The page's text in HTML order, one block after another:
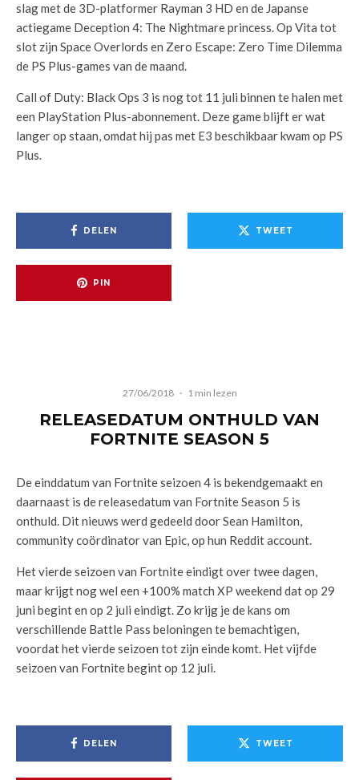
slag met de 3D-platformer Rayman 3 HD en de Japanse
actiegame Deception 4: The Nightmare princess. Op Vita tot
slot zijn Space Overlords en Zero Escape: Zero Time Dilemma
de PS Plus-games van de maand.
Call of Duty: Black Ops 3 is nog tot 11 juli binnen te halen met
een PlayStation Plus-abonnement. Deze game blijft er wat
langer op staan, omdat hij pas met E3 beschikbaar kwam op PS
Plus.
DELEN TWEET
PIN
27/06/2018 · 1 min lezen
RELEASEDATUM ONTHULD VAN
FORTNITE SEASON 5
De einddatum van Fortnite seizoen 4 is bekendgemaakt en
daarnaast is de releasedatum van Fortnite Season 5 is
onthuld. Dit nieuws werd gedeeld door Sean Hamilton,
community coördinator van Epic, op hun Reddit account.
Het vierde seizoen van Fortnite eindigt over twee dagen,
maar krijgt nog wel een +100% match XP weekend dat op 29
juni begint en op 2 juli eindigt. Zo krijg je de kans om
verschillende Battle Pass beloningen te bemachtigen,
voordat het vierde seizoen tot zijn einde komt. Het vijfde
seizoen van Fortnite begint op 12 juli.
DELEN TWEET